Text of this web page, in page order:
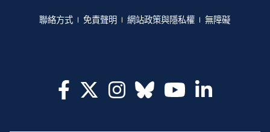
聯絡方式​​ 免責聲明​​ 網站政策與隱私權​​ 無障礙​​